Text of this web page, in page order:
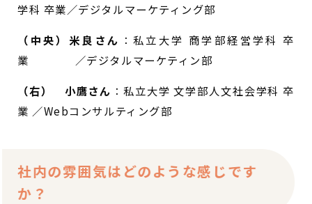
学科 卒業／デジタルマーケティング部
（中央）米良さん ：私立大学 商学部経営学科 卒
業 ／デジタルマーケティン部
（右） 小鷹さん ：私立大学 文学部人文社会学科 卒
業 ／Webコンサルティング部
社内の雰囲気はどのような感じです
か？